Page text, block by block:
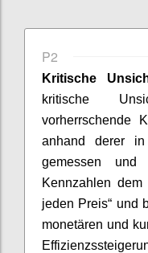
P2
Kritische
kritische
vorherrschende
anhand derer
gemessen und
Kennzahlen dem
jeden Preis“ und
monetären und